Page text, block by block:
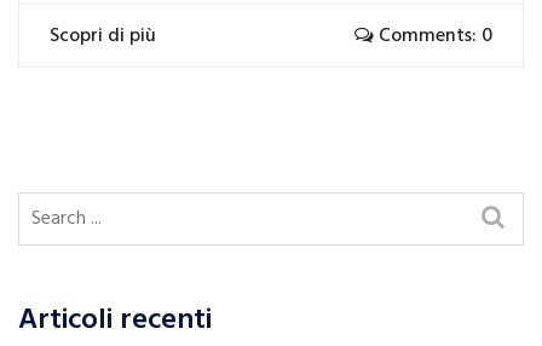
Scopri di più Comments: 0
Articoli recenti